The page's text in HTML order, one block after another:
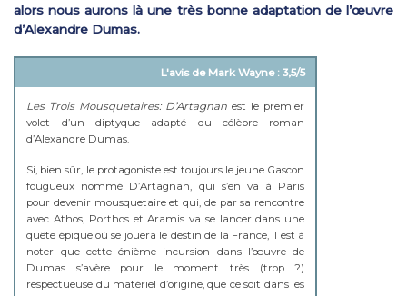
alors nous aurons là une très bonne adaptation de l’œuvre
d’Alexandre Dumas.
L'avis de Mark Wayne : 3,5/5
Les Trois Mousquetaires: D’Artagnan est le premier
volet d’un diptyque adapté du célèbre roman
d’Alexandre Dumas.
Si, bien sûr, le protagoniste est toujours le jeune Gascon
fougueux nommé D’Artagnan, qui s’en va à Paris
pour devenir mousquetaire et qui, de par sa rencontre
avec Athos, Porthos et Aramis va se lancer dans une
quête épique où se jouera le destin de la France, il est à
noter que cette énième incursion dans l’œuvre de
Dumas s’avère pour le moment très (trop ?)
respectueuse du matériel d’origine, que ce soit dans les